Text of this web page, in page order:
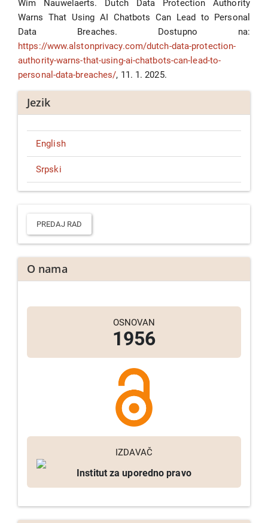
Wim Nauwelaerts. Dutch Data Protection Authority
Warns That Using AI Chatbots Can Lead to Personal
Data Breaches. Dostupno na:
https://www.alstonprivacy.com/dutch-data-protection-
authority-warns-that-using-ai-chatbots-can-lead-to-
personal-data-breaches/, 11. 1. 2025.
Jezik
English
Srpski
Predaj
radPREDAJ RAD
O nama
OSNOVAN
1956
IZDAVAČ
Institut za uporedno pravo